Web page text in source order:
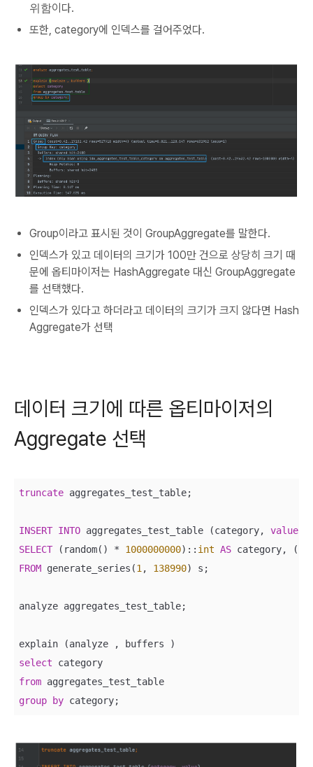
위함이다.
또한, category에 인덱스를 걸어주었다.
Group이라고 표시된 것이 GroupAggregate를 말한다.
인덱스가 있고 데이터의 크기가 100만 건으로 상당히 크기 때
문에 옵티마이저는 HashAggregate 대신 GroupAggregate
를 선택했다.
인덱스가 있다고 하더라고 데이터의 크기가 크지 않다면 Hash
Aggregate가 선택
데이터 크기에 따른 옵티마이저의
Aggregate 선택
truncate aggregates_test_table;
INSERT INTO aggregates_test_table (category, value
SELECT (random() * 1000000000):: int AS category,
FROM generate_series(1 , 138990) s;
analyze aggregates_test_table;
select
from
group
by category;